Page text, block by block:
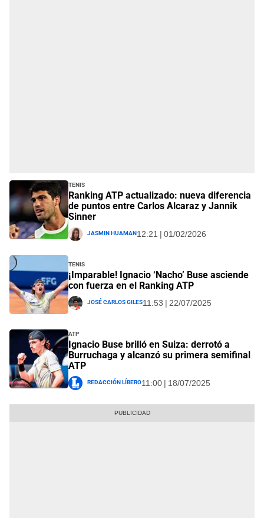
Tenis
Ranking ATP actualizado: nueva diferencia
de puntos entre Carlos Alcaraz y Jannik
Sinner
Jasmin Huaman12:21 | 01/02/2026
Tenis
¡Imparable! Ignacio ‘Nacho’ Buse asciende
con fuerza en el Ranking ATP
José Carlos Giles11:53 | 22/07/2025
ATP
Ignacio Buse brilló en Suiza: derrotó a
Burruchaga y alcanzó su primera semifinal
ATP
Redacción Líbero11:00 | 18/07/2025